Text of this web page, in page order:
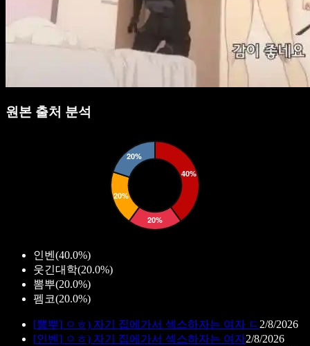
원본 출처 분석
인벤 (40.0%)
웃긴대학(20.0%)
뽐뿌(20.0%)
펨코(20.0%)
[뽐뿌] ㅇㅎ) 자기 집에가서 섹스하자는 여자 ㄷ 2/8/2026
[인벤 ] ㅇㅎ) 자기 집에가서 섹스하자는 여자2/8/2026